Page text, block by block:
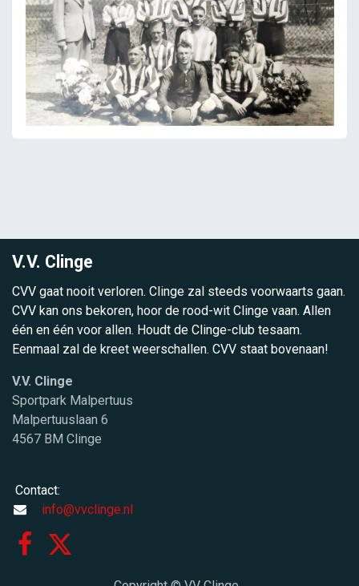
V.V. Clinge
CVV gaat nooit verloren. Clinge zal steeds voorwaarts gaan.
CVV kan ons bekoren, hoor de rood-wit Clinge vaan. Allen
één en één voor allen. Houdt de Clinge-club tesaam.
Eenmaal zal de kreet weerschallen. CVV staat bovenaan!
V.V. Clinge
Sportpark Malpertuus
Malpertuuslaan 6
4567 BM Clinge
Contact:
info@vvclinge.nl